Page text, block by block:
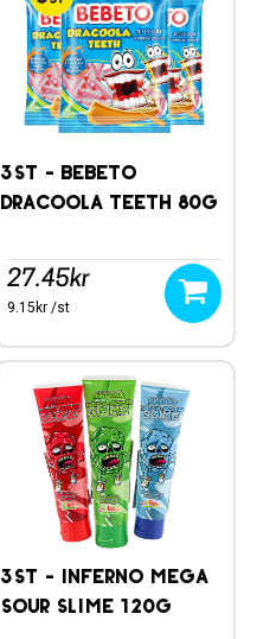
3st - BEBETO
Dracoola Teeth 80g
27.45kr
9.15kr /st
3st - Inferno Mega
Sour Slime 120g